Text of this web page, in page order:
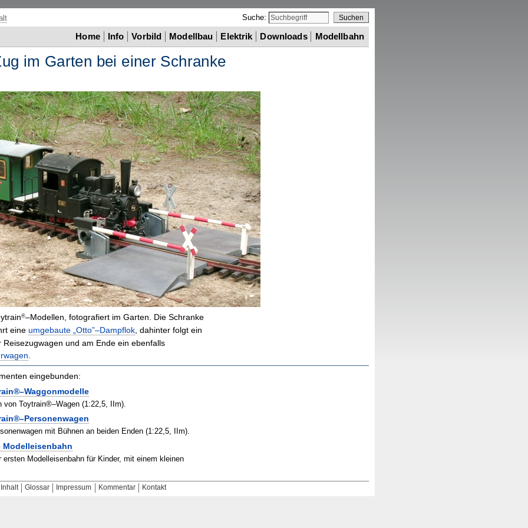
Suche:
Home Info Vorbild Modellbau Elektrik Downloads Modellbahn
im Garten bei einer Schranke
®–Modellen, fotografiert im Garten. Die Schranke
eine umgebaute „Otto”–Dampflok, dahinter folgt ein
und am Ende ein ebenfalls
eingebunden:
von Toytrain®–Wagen (1:22,5, IIm).
mit Bühnen an beiden Enden (1:22,5, IIm).
Modelleisenbahn für Kinder, mit einem kleinen
Inhalt Glossar Impressum Kommentar Kontakt